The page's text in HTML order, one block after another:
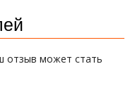
отзыв может стать